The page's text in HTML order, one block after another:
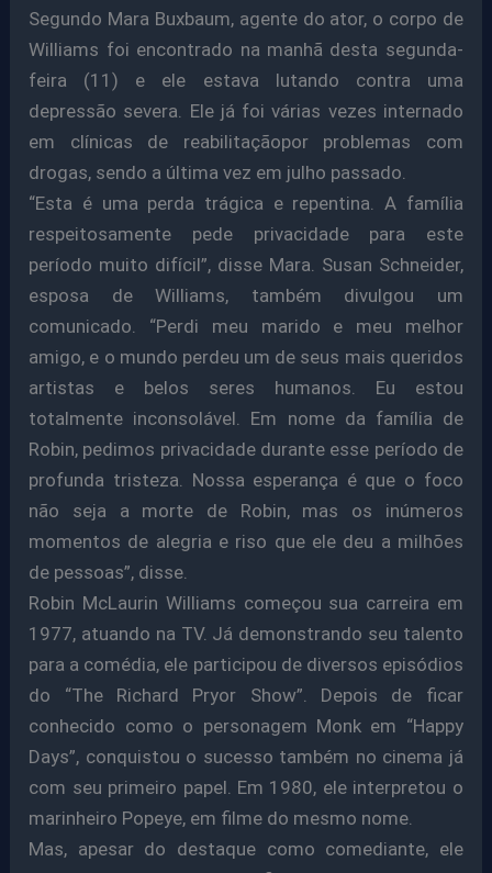
Segundo Mara Buxbaum, agente do ator, o corpo de
Williams foi encontrado na manhã desta segunda-
feira (11) e ele estava lutando contra uma
depressão severa. Ele já foi várias vezes internado
em clínicas de reabilitaçãopor problemas com
drogas, sendo a última vez em julho passado.
“Esta é uma perda trágica e repentina. A família
respeitosamente pede privacidade para este
período muito difícil”, disse Mara. Susan Schneider,
esposa de Williams, também divulgou um
comunicado. “Perdi meu marido e meu melhor
amigo, e o mundo perdeu um de seus mais queridos
artistas e belos seres humanos. Eu estou
totalmente inconsolável. Em nome da família de
Robin, pedimos privacidade durante esse período de
profunda tristeza. Nossa esperança é que o foco
não seja a morte de Robin, mas os inúmeros
momentos de alegria e riso que ele deu a milhões
de pessoas”, disse.
Robin McLaurin Williams começou sua carreira em
1977, atuando na TV. Já demonstrando seu talento
para a comédia, ele participou de diversos episódios
do “The Richard Pryor Show”. Depois de ficar
conhecido como o personagem Monk em “Happy
Days”, conquistou o sucesso também no cinema já
com seu primeiro papel. Em 1980, ele interpretou o
marinheiro Popeye, em filme do mesmo nome.
Mas, apesar do destaque como comediante, ele